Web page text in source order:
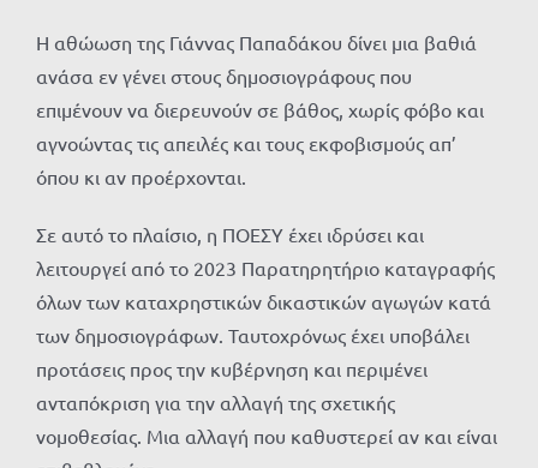
Η αθώωση της Γιάννας Παπαδάκου δίνει μια βαθιά
ανάσα εν γένει στους δημοσιογράφους που
επιμένουν να διερευνούν σε βάθος, χωρίς φόβο και
αγνοώντας τις απειλές και τους εκφοβισμούς απ’
όπου κι αν προέρχονται.
Σε αυτό το πλαίσιο, η ΠΟΕΣΥ έχει ιδρύσει και
λειτουργεί από το 2023 Παρατηρητήριο καταγραφής
όλων των καταχρηστικών δικαστικών αγωγών κατά
των δημοσιογράφων. Ταυτοχρόνως έχει υποβάλει
προτάσεις προς την κυβέρνηση και περιμένει
ανταπόκριση για την αλλαγή της σχετικής
νομοθεσίας. Μια αλλαγή που καθυστερεί αν και είναι